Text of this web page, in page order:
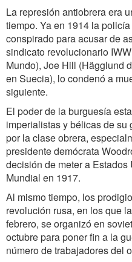
La represión antiobrera era
tiempo. Ya en 1914 la
conspirado para acusar de
sindicato revolucionario
Mundo), Joe Hill (Hägglund
en Suecia), lo condenó a
siguiente.
El poder de la burguesía
imperialistas y bélicas de
por la clase obrera,
presidente demócrata
decisión de meter a
Mundial en 1917.
Al mismo tiempo, los
revolución rusa, en los que
febrero, se organizó en
octubre para poner fin a la
número de trabajadores del